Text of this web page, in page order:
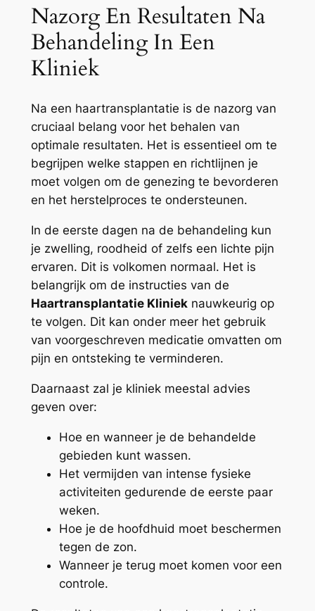
Nazorg En Resultaten Na
Behandeling In Een
Kliniek
Na een haartransplantatie is de nazorg van
cruciaal belang voor het behalen van
optimale resultaten. Het is essentieel om te
begrijpen welke stappen en richtlijnen je
moet volgen om de genezing te bevorderen
en het herstelproces te ondersteunen.
In de eerste dagen na de behandeling kun
je zwelling, roodheid of zelfs een lichte pijn
ervaren. Dit is volkomen normaal. Het is
belangrijk om de instructies van de
Haartransplantatie Klinieknauwkeurig op
te volgen. Dit kan onder meer het gebruik
van voorgeschreven medicatie omvatten om
pijn en ontsteking te verminderen.
Daarnaast zal je kliniek meestal advies
geven over:
Hoe en wanneer je de behandelde
gebieden kunt wassen.
Het vermijden van intense fysieke
activiteiten gedurende de eerste paar
weken.
Hoe je de hoofdhuid moet beschermen
tegen de zon.
Wanneer je terug moet komen voor een
controle.